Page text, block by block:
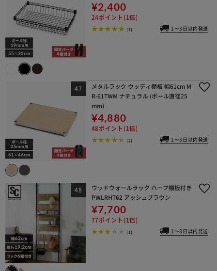
¥2,400
24ポイント(1倍)
(7) 1～3日以内発送
メタルラック ウッディ棚板 幅61cm M
R-61TWM ナチュラル (ポール直径25
mm)
¥4,880
48ポイント(1倍)
(2) 1～3日以内発送
ウッドウォールラック ハーフ棚板付き
PWLRHT62 アッシュブラウン
¥7,700
77ポイント(1倍)
(1) 1～3日以内発送